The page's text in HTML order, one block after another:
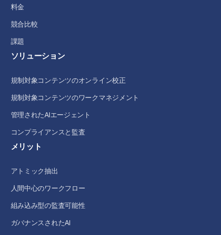
料金
競合比較
課題
ソリューション
規制対象コンテンツのオンライン校正
規制対象コンテンツのワークマネジメント
管理されたAIエージェント
コンプライアンスと監査
メリット
アトミック抽出
人間中心のワークフロー
組み込み型の監査可能性
ガバナンスされたAI